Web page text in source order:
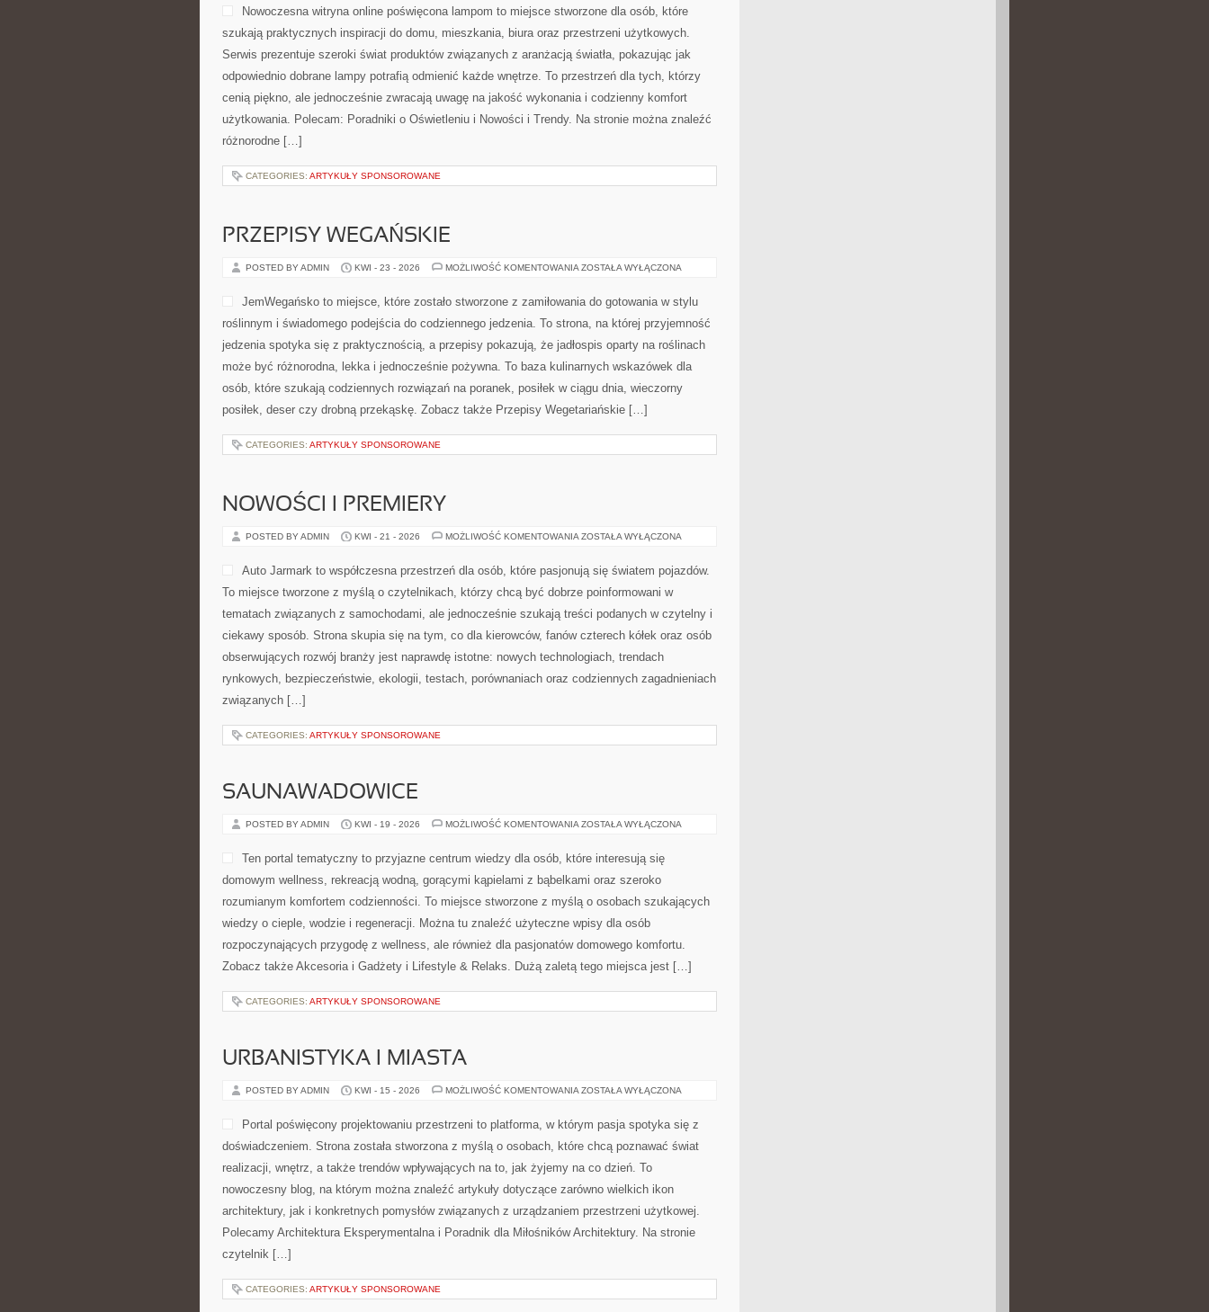
ENERGII
Nowoczesna witryna online poświęcona lampom to miejsce stworzone dla osób, które
szukają praktycznych inspiracji do domu, mieszkania, biura oraz przestrzeni użytkowych.
Serwis prezentuje szeroki świat produktów związanych z aranżacją światła, pokazując jak
odpowiednio dobrane lampy potrafią odmienić każde wnętrze. To przestrzeń dla tych, którzy
cenią piękno, ale jednocześnie zwracają uwagę na jakość wykonania i codzienny komfort
użytkowania. Polecam: Poradniki o Oświetleniu i Nowości i Trendy. Na stronie można znaleźć
różnorodne […]
CATEGORIES: ARTYKUŁY SPONSOROWANE
PRZEPISY WEGAŃSKIE
POSTED BY ADMIN KWI - 23 - 2026 MOŻLIWOŚĆ KOMENTOWANIA PRZEPISY
ZOSTAŁA WYŁĄCZONA
JemWegańsko to miejsce, które zostało stworzone z zamiłowania do gotowania w stylu
roślinnym i świadomego podejścia do codziennego jedzenia. To strona, na której przyjemność
jedzenia spotyka się z praktycznością, a przepisy pokazują, że jadłospis oparty na roślinach
może być różnorodna, lekka i jednocześnie pożywna. To baza kulinarnych wskazówek dla
osób, które szukają codziennych rozwiązań na poranek, posiłek w ciągu dnia, wieczorny
posiłek, deser czy drobną przekąskę. Zobacz także Przepisy Wegetariańskie […]
CATEGORIES: ARTYKUŁY SPONSOROWANE
NOWOŚCI I PREMIERY
POSTED BY ADMIN KWI - 21 - 2026 MOŻLIWOŚĆ KOMENTOWANIA NOWOŚCI
ZOSTAŁA WYŁĄCZONA
Auto Jarmark to współczesna przestrzeń dla osób, które pasjonują się światem pojazdów.
To miejsce tworzone z myślą o czytelnikach, którzy chcą być dobrze poinformowani w
tematach związanych z samochodami, ale jednocześnie szukają treści podanych w czytelny i
ciekawy sposób. Strona skupia się na tym, co dla kierowców, fanów czterech kółek oraz osób
obserwujących rozwój branży jest naprawdę istotne: nowych technologiach, trendach
rynkowych, bezpieczeństwie, ekologii, testach, porównaniach oraz codziennych zagadnieniach
związanych […]
CATEGORIES: ARTYKUŁY SPONSOROWANE
SAUNAWADOWICE
POSTED BY ADMIN KWI - 19 - 2026 MOŻLIWOŚĆ KOMENTOWANIA SAUNAWADOWICE
ZOSTAŁA WYŁĄCZONA
Ten portal tematyczny to przyjazne centrum wiedzy dla osób, które interesują się
domowym wellness, rekreacją wodną, gorącymi kąpielami z bąbelkami oraz szeroko
rozumianym komfortem codzienności. To miejsce stworzone z myślą o osobach szukających
wiedzy o cieple, wodzie i regeneracji. Można tu znaleźć użyteczne wpisy dla osób
rozpoczynających przygodę z wellness, ale również dla pasjonatów domowego komfortu.
Zobacz także Akcesoria i Gadżety i Lifestyle & Relaks. Dużą zaletą tego miejsca jest […]
CATEGORIES: ARTYKUŁY SPONSOROWANE
URBANISTYKA I MIASTA
POSTED BY ADMIN KWI - 15 - 2026 MOŻLIWOŚĆ KOMENTOWANIA URBANISTYKA
ZOSTAŁA WYŁĄCZONA
Portal poświęcony projektowaniu przestrzeni to platforma, w którym pasja spotyka się z
doświadczeniem. Strona została stworzona z myślą o osobach, które chcą poznawać świat
realizacji, wnętrz, a także trendów wpływających na to, jak żyjemy na co dzień. To
nowoczesny blog, na którym można znaleźć artykuły dotyczące zarówno wielkich ikon
architektury, jak i konkretnych pomysłów związanych z urządzaniem przestrzeni użytkowej.
Polecamy Architektura Eksperymentalna i Poradnik dla Miłośników Architektury. Na stronie
czytelnik […]
CATEGORIES: ARTYKUŁY SPONSOROWANE